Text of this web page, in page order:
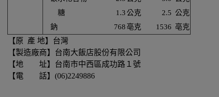
糖
1.3 公克 2.5 公克
鈉
768 亳克 1536 亳克
【原 產 地】台灣
【製造廠商】台南大飯店股份有限公司
【地 址】台南市中西區成功路１號
【電 話】(06)2249886